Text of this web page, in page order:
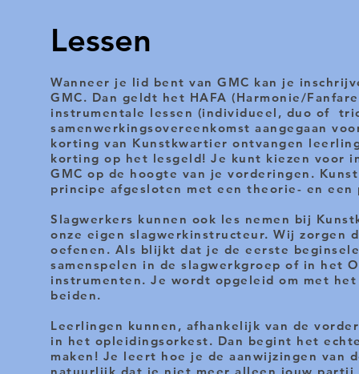
Lessen
Wanneer je lid bent van GMC kan je
GMC. Dan geldt het HAFA (Harmonie/
instrumentale lessen (individueel, duo of
samenwerkingsovereenkomst aangegaan
korting van Kunstkwartier ontvangen
korting op het lesgeld! Je kunt kiezen voor
GMC op de hoogte van je vorderingen.
principe afgesloten met een theorie- en een
Slagwerkers kunnen ook les nemen bij
onze eigen slagwerkinstructeur. Wij zorgen
oefenen. Als blijkt dat je de eerste
samenspelen in de slagwerkgroep of in het
instrumenten. Je wordt opgeleid om met
beiden.
Leerlingen kunnen, afhankelijk van de
in het opleidingsorkest. Dan begint het
maken! Je leert hoe je de aanwijzingen van